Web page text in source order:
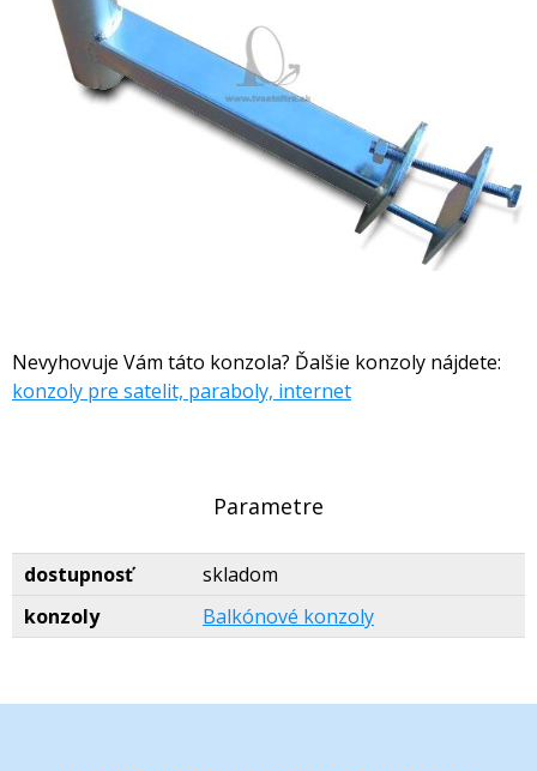
Nevyhovuje Vám táto konzola? Ďalšie konzoly nájdete:
konzoly pre satelit, paraboly, internet
Parametre
dostupnosť
skladom
konzoly
Balkónové konzoly